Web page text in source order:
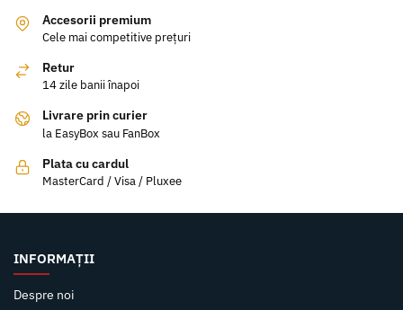
Accesorii premium
Cele mai competitive prețuri
Retur
14 zile banii înapoi
Livrare prin curier
la EasyBox sau FanBox
Plata cu cardul
MasterCard / Visa / Pluxee
INFORMAȚII
Despre noi